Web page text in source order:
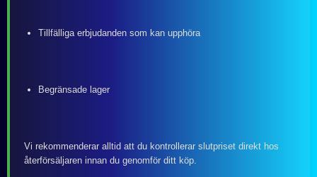
Tillfälliga erbjudanden som kan upphöra
Begränsade lager
Vi rekommenderar alltid att du kontrollerar slutpriset direkt hos
återförsäljaren innan du genomför ditt köp.